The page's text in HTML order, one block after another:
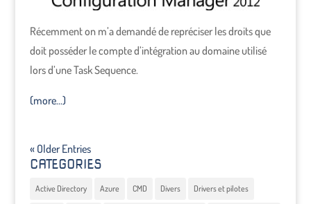
Récemment on m’a demandé de repréciser les droits que
doit posséder le compte d’intégration au domaine utilisé
lors d’une Task Sequence.
(more…)
« Older Entries
CATEGORIES
Active Directory Azure CMD Divers Drivers et pilotes